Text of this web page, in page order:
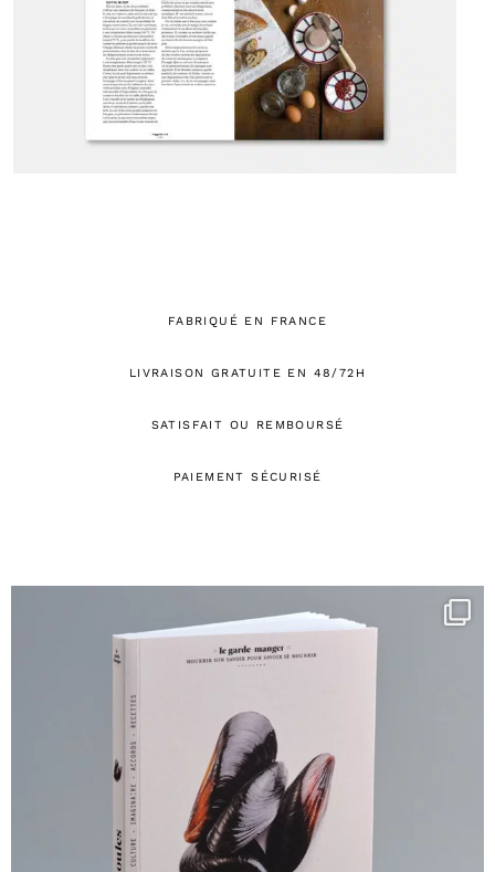
FABRIQUÉ EN FRANCE
LIVRAISON GRATUITE EN 48/72H
SATISFAIT OU REMBOURSÉ
PAIEMENT SÉCURISÉ